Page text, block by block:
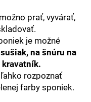
prať, vyvárať,
je možné
na šnúru na
kravatník.
rozpoznať
farby sponiek.